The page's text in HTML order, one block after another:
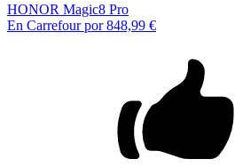
HONOR Magic8 Pro
En Carrefour por 848,99 €